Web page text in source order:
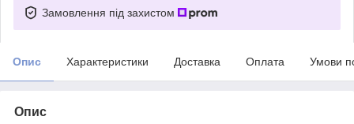
Замовлення під захистом
Опис Характеристики Доставка Оплата Умови
Опис